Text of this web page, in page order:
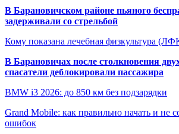
В Барановичском районе пьяного
задерживали со стрельбой
Кому показана лечебная физкультура
В Барановичах после столкновения
спасатели деблокировали пассажира
BMW i3 2026: до 850 км без подзарядки
Grand Mobile: как правильно начать и не
ошибок